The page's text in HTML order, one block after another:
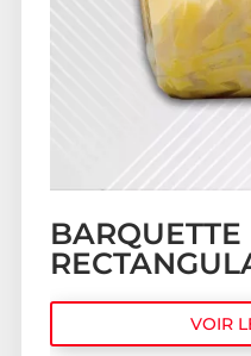
BARQUETTE
VOIR